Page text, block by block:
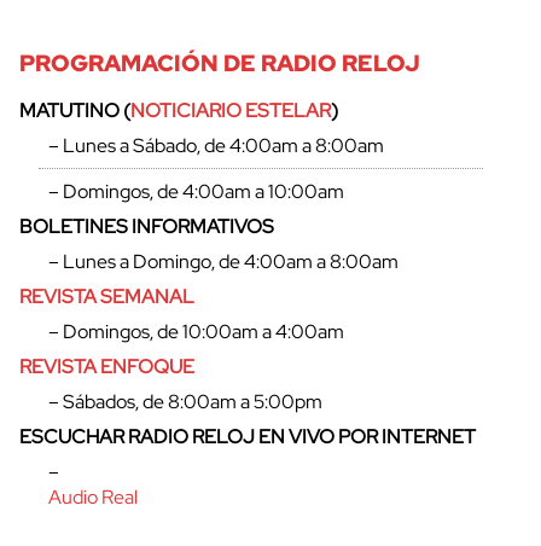
PROGRAMACIÓN DE RADIO RELOJ
MATUTINO (NOTICIARIO ESTELAR)
– Lunes a Sábado, de 4:00am a 8:00am
– Domingos, de 4:00am a 10:00am
BOLETINES INFORMATIVOS
– Lunes a Domingo, de 4:00am a 8:00am
REVISTA SEMANAL
– Domingos, de 10:00am a 4:00am
REVISTA ENFOQUE
– Sábados, de 8:00am a 5:00pm
ESCUCHAR RADIO RELOJ EN VIVO POR INTERNET
–
Audio Real